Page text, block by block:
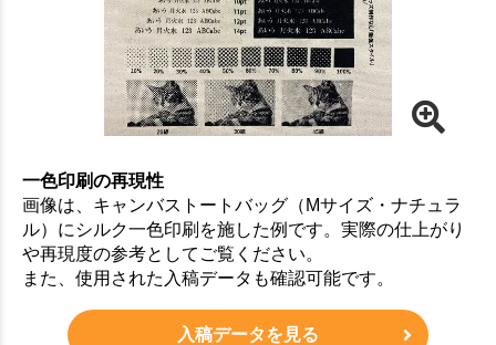
一色印刷の再現性
画像は、キャンバストートバッグ（Mサイズ・ナチュラ
ル）にシルク一色印刷を施した例です。実際の仕上がり
や再現度の参考としてご覧ください。
また、使用された入稿データも確認可能です。
入稿データを見る